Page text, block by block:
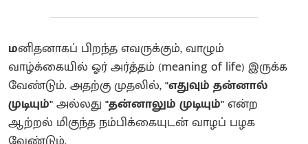
மனிதனாகப் பிறந்த எவருக்கும், வாழும்
வாழ்க்கையில் ஓர் அர்த்தம் (meaning of life) இருக்க
வேண்டும். அதற்கு முதலில்,"எதுவும் தன்னால்
முடியும்"அல்லது "தன்னாலும் முடியும்"என்ற
ஆற்றல் மிகுந்த நம்பிக்கையுடன் வாழப் பழக